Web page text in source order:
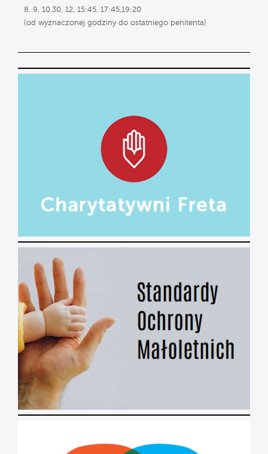
8, 9, 10.30, 12, 15:45, 17:45,19:20
(od wyznaczonej godziny do ostatniego penitenta)